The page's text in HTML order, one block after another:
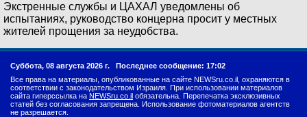
Экстренные службы и ЦАХАЛ уведомлены об
испытаниях, руководство концерна просит у местных
жителей прощения за неудобства.
Суббота, 08 августа 2026 г. Последнее сообщение: 17:02
Все права на материалы, опубликованные на сайте NEWSru.co.il, охраняются в
соответствии с законодательством Израиля. При использовании материалов
сайта гиперссылка на NEWSru.co.il обязательна. Перепечатка эксклюзивных
статей без согласования запрещена. Использование фотоматериалов агентств
не разрешается.